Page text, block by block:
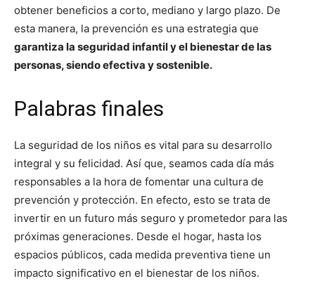
obtener beneficios a corto, mediano y largo plazo. De
esta manera, la prevención es una estrategia que
garantiza la seguridad infantil y el bienestar de las
personas, siendo efectiva y sostenible.
Palabras finales
La seguridad de los niños es vital para su desarrollo
integral y su felicidad. Así que, seamos cada día más
responsables a la hora de fomentar una cultura de
prevención y protección. En efecto, esto se trata de
invertir en un futuro más seguro y prometedor para las
próximas generaciones. Desde el hogar, hasta los
espacios públicos, cada medida preventiva tiene un
impacto significativo en el bienestar de los niños.